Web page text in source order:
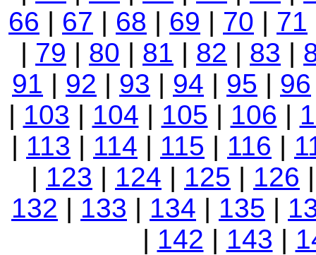
66 | 67 | 68 | 69 | 70 | 71
| 79 | 80 | 81 | 82 | 83 |
91 | 92 | 93 | 94 | 95 | 96
| 103 | 104 | 105 | 106 |
| 113 | 114 | 115 | 116 |
| 123 | 124 | 125 | 126
132 | 133 | 134 | 135 |
| 142 | 143 |